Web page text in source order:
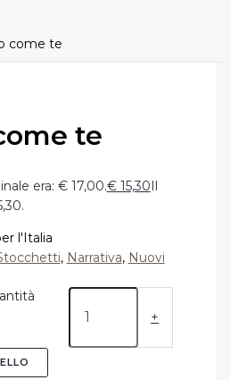
come te
te
era: € 17,00.€15,30Il
l'Italia
, Narrativa, Nuovi
+